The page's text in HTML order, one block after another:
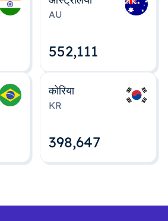
AU
552,112
कोरिया
KR
398,648